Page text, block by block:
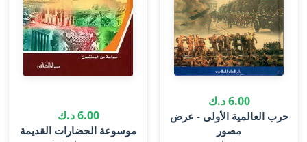
6.00 د.ك
حرب العالمية الأولى - عرض
مصور
6.00 د.ك
موسوعة الحضارات القديمة